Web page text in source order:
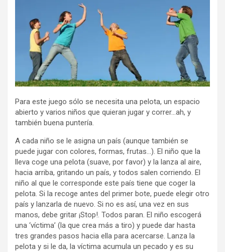
Para este juego sólo se necesita una pelota, un espacio
abierto y varios niños que quieran jugar y correr…ah, y
también buena puntería.
A cada niño se le asigna un país (aunque también se
puede jugar con colores, formas, frutas…). El niño que la
lleva coge una pelota (suave, por favor) y la lanza al aire,
hacia arriba, gritando un país, y todos salen corriendo. El
niño al que le corresponde este país tiene que coger la
pelota. Si la recoge antes del primer bote, puede elegir otro
país y lanzarla de nuevo. Si no es así, una vez en sus
manos, debe gritar ¡Stop!. Todos paran. El niño escogerá
una ‘víctima’ (la que crea más a tiro) y puede dar hasta
tres grandes pasos hacia ella para acercarse. Lanza la
pelota y si le da, la víctima acumula un pecado y es su